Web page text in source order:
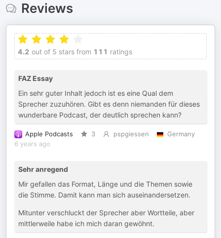
Reviews
4.2 out of 5 stars from 111 ratings
FAZ Essay
Ein sehr guter Inhalt jedoch ist es eine Qual dem
Sprecher zuzuhören. Gibt es denn niemanden für dieses
wunderbare Podcast, der deutlich sprechen kann?
Apple Podcasts 3 pspgiessen
Germany
6 years ago
Sehr anregend
Mir gefallen das Format, Länge und die Themen sowie
die Stimme. Damit kann man sich auseinandersetzen.
Mitunter verschluckt der Sprecher aber Wortteile, aber
mittlerweile habe ich mich daran gewöhnt.